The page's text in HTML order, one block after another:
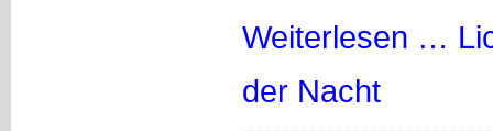
Weiterlesen …
der Nacht